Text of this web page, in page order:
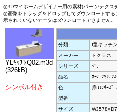
◎3Dマイホームデザイナー用の素材(パーツ/テクス
◎画像をドラッグ＆ドロップしてダウンロードす
示されていないデータはダウンロードできません。
YLｷｯﾁﾝQ02.m3d
(326kB)
シンボル付き
分類
I型キッチン
メーカー
トクラス
シリーズ
ﾍﾞﾘｰ
品名
ｵｰﾌﾟﾝｷｯﾁﾝ
色
扉:Uｼﾘｰｽﾞ
型番
サイズ